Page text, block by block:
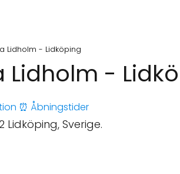
Lidholm - Lidköping
Lidholm -
⏰ Åbningstider
Lidköping, Sverige.